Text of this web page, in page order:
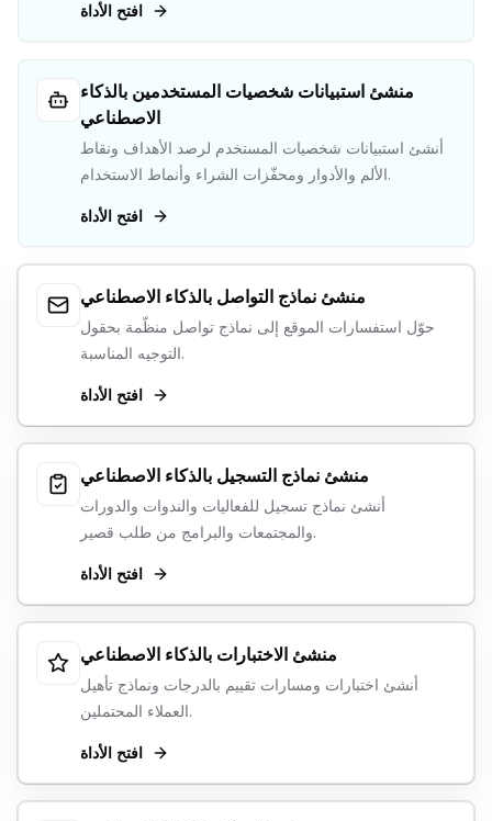
افتح الأداة
منشئ استبيانات شخصيات المستخدمين بالذكاء
الاصطناعي
أنشئ استبيانات شخصيات المستخدم لرصد الأهداف ونقاط
الألم والأدوار ومحفّزات الشراء وأنماط الاستخدام.
افتح الأداة
منشئ نماذج التواصل بالذكاء الاصطناعي
حوّل استفسارات الموقع إلى نماذج تواصل منظّمة بحقول
التوجيه المناسبة.
افتح الأداة
منشئ نماذج التسجيل بالذكاء الاصطناعي
أنشئ نماذج تسجيل للفعاليات والندوات والدورات
والمجتمعات والبرامج من طلب قصير.
افتح الأداة
منشئ الاختبارات بالذكاء الاصطناعي
أنشئ اختبارات ومسارات تقييم بالدرجات ونماذج تأهيل
العملاء المحتملين.
افتح الأداة